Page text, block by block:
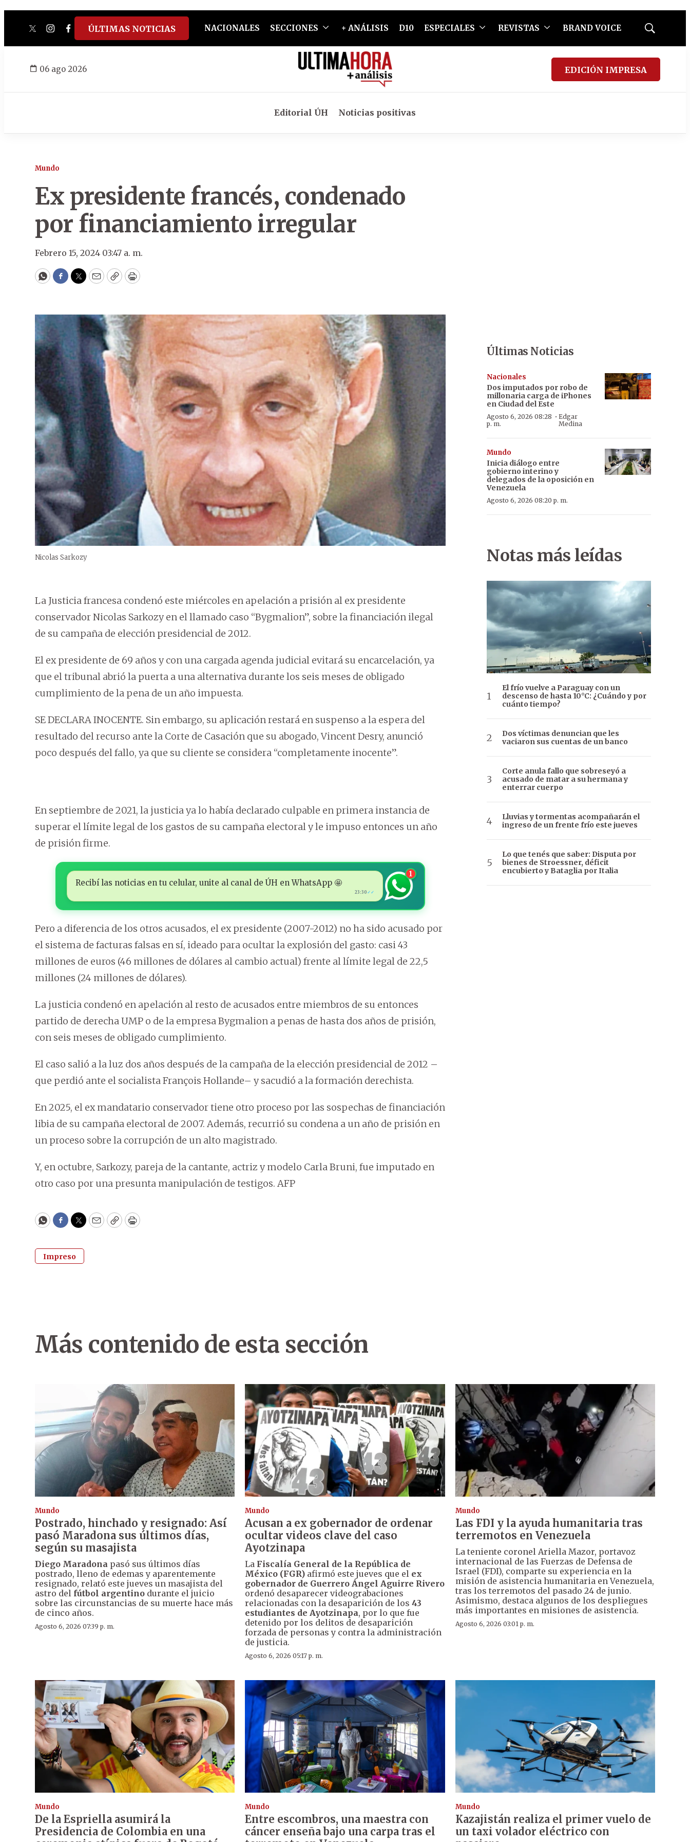
twitterinstagram
facebook
tiktokyoutube
spotify
ÚLTIMAS NOTICIAS NACIONALES SECCIONES + ANÁLISIS D10 ESPECIALES REVISTAS BRAND VOICE
Mostrar
06 ago 2026 EDICIÓN IMPRESA
Editorial ÚH Noticias positivas
Mundo
Ex presidente francés, condenado
por financiamiento irregular
Febrero 15, 2024 03:47 a. m.
WhatsApp
Facebook
Twitter
EmailCopyPrint
Nicolas Sarkozy
La Justicia francesa condenó este miércoles en apelación a prisión al ex presidente
conservador Nicolas Sarkozy en el llamado caso “Bygmalion”, sobre la financiación ilegal
de su campaña de elección presidencial de 2012.
El ex presidente de 69 años y con una cargada agenda judicial evitará su encarcelación, ya
que el tribunal abrió la puerta a una alternativa durante los seis meses de obligado
cumplimiento de la pena de un año impuesta.
SE DECLARA INOCENTE. Sin embargo, su aplicación restará en suspenso a la espera del
resultado del recurso ante la Corte de Casación que su abogado, Vincent Desry, anunció
poco después del fallo, ya que su cliente se considera “completamente inocente”.
En septiembre de 2021, la justicia ya lo había declarado culpable en primera instancia de
superar el límite legal de los gastos de su campaña electoral y le impuso entonces un año
de prisión firme.
Recibí las noticias en tu celular, unite al canal de ÚH en WhatsApp 🤩
23:30 ✓✓
1
Pero a diferencia de los otros acusados, el ex presidente (2007-2012) no ha sido acusado por
el sistema de facturas falsas en sí, ideado para ocultar la explosión del gasto: casi 43
millones de euros (46 millones de dólares al cambio actual) frente al límite legal de 22,5
millones (24 millones de dólares).
La justicia condenó en apelación al resto de acusados entre miembros de su entonces
partido de derecha UMP o de la empresa Bygmalion a penas de hasta dos años de prisión,
con seis meses de obligado cumplimiento.
El caso salió a la luz dos años después de la campaña de la elección presidencial de 2012 –
que perdió ante el socialista François Hollande– y sacudió a la formación derechista.
En 2025, el ex mandatario conservador tiene otro proceso por las sospechas de financiación
libia de su campaña electoral de 2007. Además, recurrió su condena a un año de prisión en
un proceso sobre la corrupción de un alto magistrado.
Y, en octubre, Sarkozy, pareja de la cantante, actriz y modelo Carla Bruni, fue imputado en
otro caso por una presunta manipulación de testigos. AFP
WhatsApp
Facebook
Twitter
EmailCopyPrint
Impreso
Últimas Noticias
Nacionales
Dos imputados por robo de
millonaria carga de iPhones
en Ciudad del Este
Agosto 6, 2026 08:28
p. m.
· Edgar
Medina
Mundo
Inicia diálogo entre
gobierno interino y
delegados de la oposición en
Venezuela
Agosto 6, 2026 08:20 p. m.
Notas más leídas
El frío vuelve a Paraguay con un
descenso de hasta 10°C: ¿Cuándo y por
cuánto tiempo?
Dos víctimas denuncian que les
vaciaron sus cuentas de un banco
Corte anula fallo que sobreseyó a
acusado de matar a su hermana y
enterrar cuerpo
Lluvias y tormentas acompañarán el
ingreso de un frente frío este jueves
Lo que tenés que saber: Disputa por
bienes de Stroessner, déficit
encubierto y Bataglia por Italia
Más contenido de esta sección
Mundo
Postrado, hinchado y resignado: Así
pasó Maradona sus últimos días,
según su masajista
Diego Maradona pasó sus últimos días
postrado, lleno de edemas y aparentemente
resignado, relató este jueves un masajista del
astro del fútbol argentino durante el juicio
sobre las circunstancias de su muerte hace más
de cinco años.
Agosto 6, 2026 07:39 p. m.
Mundo
Acusan a ex gobernador de ordenar
ocultar videos clave del caso
Ayotzinapa
La Fiscalía General de la República de
México (FGR) afirmó este jueves que el ex
gobernador de Guerrero Ángel Aguirre Rivero
ordenó desaparecer videograbaciones
relacionadas con la desaparición de los43
estudiantes de Ayotzinapa, por lo que fue
detenido por los delitos de desaparición
forzada de personas y contra la administración
de justicia.
Agosto 6, 2026 05:17 p. m.
Mundo
Las FDI y la ayuda humanitaria tras
terremotos en Venezuela
La teniente coronel Ariella Mazor, portavoz
internacional de las Fuerzas de Defensa de
Israel (FDI), comparte su experiencia en la
misión de asistencia humanitaria en Venezuela,
tras los terremotos del pasado 24 de junio.
Asimismo, destaca algunos de los despliegues
más importantes en misiones de asistencia.
Agosto 6, 2026 03:01 p. m.
Mundo
De la Espriella asumirá la
Presidencia de Colombia en una
Mundo
Entre escombros, una maestra con
cáncer enseña bajo una carpa tras el
Mundo
Kazajistán realiza el primer vuelo de
un taxi volador eléctrico con